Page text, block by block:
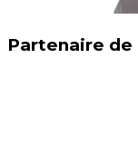
Partenaire de